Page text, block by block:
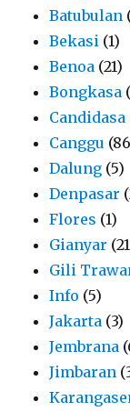
Batubulan
Bekasi (1)
Benoa (21)
Bongkasa
Candidasa
Canggu
Dalung (5)
Denpasar
Flores (1)
Gianyar
Gili
Info (5)
Jakarta (3)
Jembrana
Jimbaran